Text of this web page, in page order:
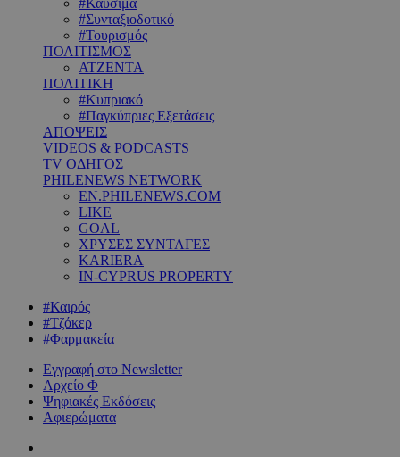
#Καύσιμα
#Συνταξιοδοτικό
#Τουρισμός
ΠΟΛΙΤΙΣΜΟΣ
ΑΤΖΕΝΤΑ
ΠΟΛΙΤΙΚΗ
#Κυπριακό
#Παγκύπριες Εξετάσεις
ΑΠΟΨΕΙΣ
VIDEOS & PODCASTS
TV ΟΔΗΓΟΣ
PHILENEWS NETWORK
EN.PHILENEWS.COM
LIKE
GOAL
ΧΡΥΣΕΣ ΣΥΝΤΑΓΕΣ
KARIERA
IN-CYPRUS PROPERTY
#Καιρός
#Τζόκερ
#Φαρμακεία
Εγγραφή στο Newsletter
Αρχείο Φ
Ψηφιακές Εκδόσεις
Αφιερώματα